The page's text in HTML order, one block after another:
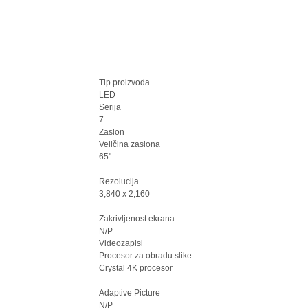
Tip proizvoda
LED
Serija
7
Zaslon
Veličina zaslona
65"
Rezolucija
3,840 x 2,160
Zakrivljenost ekrana
N/P
Videozapisi
Procesor za obradu slike
Crystal 4K procesor
Adaptive Picture
N/P